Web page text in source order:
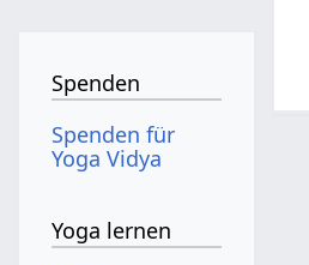
Spenden
Spenden für
Yoga Vidya
Yoga lernen